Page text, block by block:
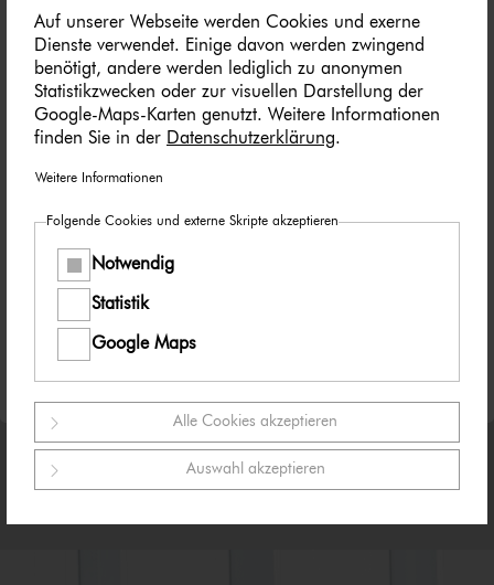
Auf unserer Webseite werden Cookies und exerne
Dienste verwendet. Einige davon werden zwingend
benötigt, andere werden lediglich zu anonymen
Statistikzwecken oder zur visuellen Darstellung der
Google-Maps-Karten genutzt. Weitere Informationen
finden Sie in der Datenschutzerklärung.
Weitere Informationen
Folgende Cookies und externe Skripte akzeptieren
Notwendig
Statistik
Google Maps
Alle Cookies akzeptieren
Auswahl akzeptieren
und Hashtags können Sie frei nutzen und für Ihre
Anforderungen anpassen.
Wir empfehlen den/die vor­ge­schla­ge­nen
Hashtags im Textbaustein zusätzlich zu den von
Ihnen selbst verwendeten Hashtags zu
verwenden, um so eine gemeinsame Reichweite
der Posts zu erzeugen.
Taggen Sie auch gerne unseren jeweiligen Social